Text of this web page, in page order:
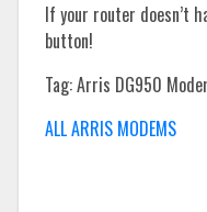
If your router doesn’t
button!
Tag: Arris DG950
ALL ARRIS MODEMS